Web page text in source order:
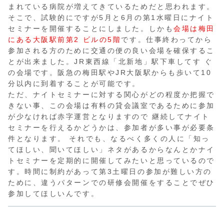
まれている病院が増えてきているためだと思われます。
そこで、試験的にですが5月と6月の第1水曜日にナイト
セミナーを開催することにしました。しかも会場は梅田
にある大阪駅前第2 ビルの5階です。仕事終わってから
参加される方のために交通の便の良い会場を確保するこ
とが出来ました。JR東西線「北新地」駅下車してす ぐ
の会場です。阪急の梅田駅やJR大阪駅からも歩いて10
分以内に到着することが可能です。
ただ、ナイトセミナーに対する関心がどの程度か把握で
きない事、この会場は有料の貸会議室であるために参加
が少なければ赤字運営となりますので 継続してナイト
セミナーを行えるかどうかは、参加者が多い事が必要条
件となります。 それでも、なるべく多くの人に「知っ
てほしい、聞いてほしい」ネタがあるからなんとかナイ
トセミナーを定期的に開催してみたいと思っているので
す。時間に制約があって第3土曜日の参加が難しい方の
ために、違うパターンでの研修会開催をすることでぜひ
参加してほしいんです。